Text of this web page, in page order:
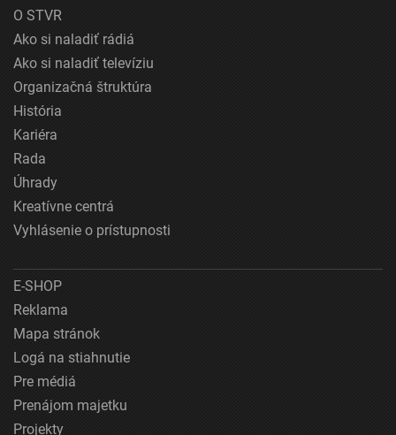
O STVR
Ako si naladiť rádiá
Ako si naladiť televíziu
Organizačná štruktúra
História
Kariéra
Rada
Úhrady
Kreatívne centrá
Vyhlásenie o prístupnosti
E-SHOP
Reklama
Mapa stránok
Logá na stiahnutie
Pre médiá
Prenájom majetku
Projekty